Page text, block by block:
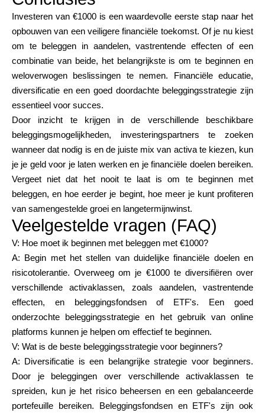
Investeren van €1000 is een waardevolle eerste stap naar het
opbouwen van een veiligere financiële toekomst. Of je nu kiest
om te beleggen in aandelen, vastrentende effecten of een
combinatie van beide, het belangrijkste is om te beginnen en
weloverwogen beslissingen te nemen. Financiële educatie,
diversificatie en een goed doordachte beleggingsstrategie zijn
essentieel voor succes.
Door inzicht te krijgen in de verschillende beschikbare
beleggingsmogelijkheden, investeringspartners te zoeken
wanneer dat nodig is en de juiste mix van activa te kiezen, kun
je je geld voor je laten werken en je financiële doelen bereiken.
Vergeet niet dat het nooit te laat is om te beginnen met
beleggen, en hoe eerder je begint, hoe meer je kunt profiteren
van samengestelde groei en langetermijnwinst.
Veelgestelde vragen (FAQ)
V: Hoe moet ik beginnen met beleggen met €1000?
A: Begin met het stellen van duidelijke financiële doelen en
risicotolerantie. Overweeg om je €1000 te diversifiëren over
verschillende activaklassen, zoals aandelen, vastrentende
effecten, en beleggingsfondsen of ETF's. Een goed
onderzochte beleggingsstrategie en het gebruik van online
platforms kunnen je helpen om effectief te beginnen.
V: Wat is de beste beleggingsstrategie voor beginners?
A: Diversificatie is een belangrijke strategie voor beginners.
Door je beleggingen over verschillende activaklassen te
spreiden, kun je het risico beheersen en een gebalanceerde
portefeuille bereiken. Beleggingsfondsen en ETF's zijn ook